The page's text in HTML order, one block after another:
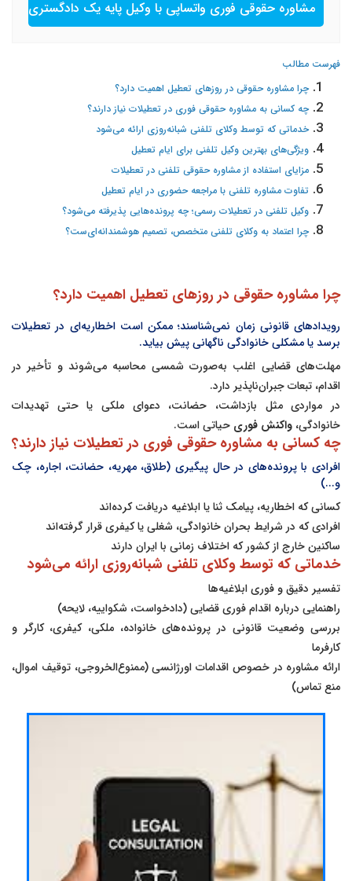
مشاوره حقوقی فوری واتساپی با وکیل پایه یک دادگستری
فهرست مطالب
چرا مشاوره حقوقی در روزهای تعطیل اهمیت دارد؟
چه کسانی به مشاوره حقوقی فوری در تعطیلات نیاز دارند؟
خدماتی که توسط وکلای تلفنی شبانه‌روزی ارائه می‌شود
ویژگی‌های بهترین وکیل تلفنی برای ایام تعطیل
مزایای استفاده از مشاوره حقوقی تلفنی در تعطیلات
تفاوت مشاوره تلفنی با مراجعه حضوری در ایام تعطیل
وکیل تلفنی در تعطیلات رسمی؛ چه پرونده‌هایی پذیرفته می‌شود؟
چرا اعتماد به وکلای تلفنی متخصص، تصمیم هوشمندانه‌ای‌ست؟
چرا مشاوره حقوقی در روزهای تعطیل اهمیت دارد؟
رویدادهای قانونی زمان نمی‌شناسند؛ ممکن است اخطاریه‌ای در تعطیلات
برسد یا مشکلی خانوادگی ناگهانی پیش بیاید.
مهلت‌های قضایی اغلب به‌صورت شمسی محاسبه می‌شوند و تأخیر در
اقدام، تبعات جبران‌ناپذیر دارد.
در مواردی مثل بازداشت، حضانت، دعوای ملکی یا حتی تهدیدات
خانوادگی، واکنش فوری حیاتی است.
چه کسانی به مشاوره حقوقی فوری در تعطیلات نیاز دارند؟
افرادی با پرونده‌های در حال پیگیری (طلاق، مهریه، حضانت، اجاره، چک
و...)
کسانی که اخطاریه، پیامک ثنا یا ابلاغیه دریافت کرده‌اند
افرادی که در شرایط بحران خانوادگی، شغلی یا کیفری قرار گرفته‌اند
ساکنین خارج از کشور که اختلاف زمانی با ایران دارند
خدماتی که توسط وکلای تلفنی شبانه‌روزی ارائه می‌شود
تفسیر دقیق و فوری ابلاغیه‌ها
راهنمایی درباره اقدام فوری قضایی (دادخواست، شکواییه، لایحه)
بررسی وضعیت قانونی در پرونده‌های خانواده، ملکی، کیفری، کارگر و
کارفرما
ارائه مشاوره در خصوص اقدامات اورژانسی (ممنوع‌الخروجی، توقیف اموال،
منع تماس)